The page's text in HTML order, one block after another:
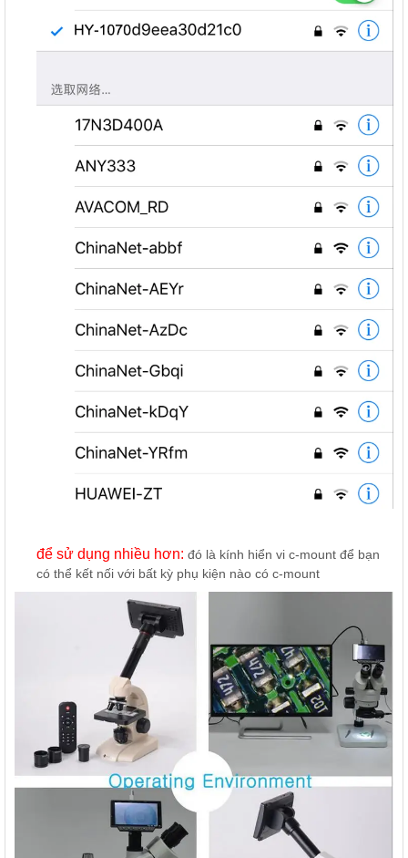
để sử dụng nhiều hơn: đó là kính hiển vi c-mount để bạn
có thể kết nối với bất kỳ phụ kiện nào có c-mount